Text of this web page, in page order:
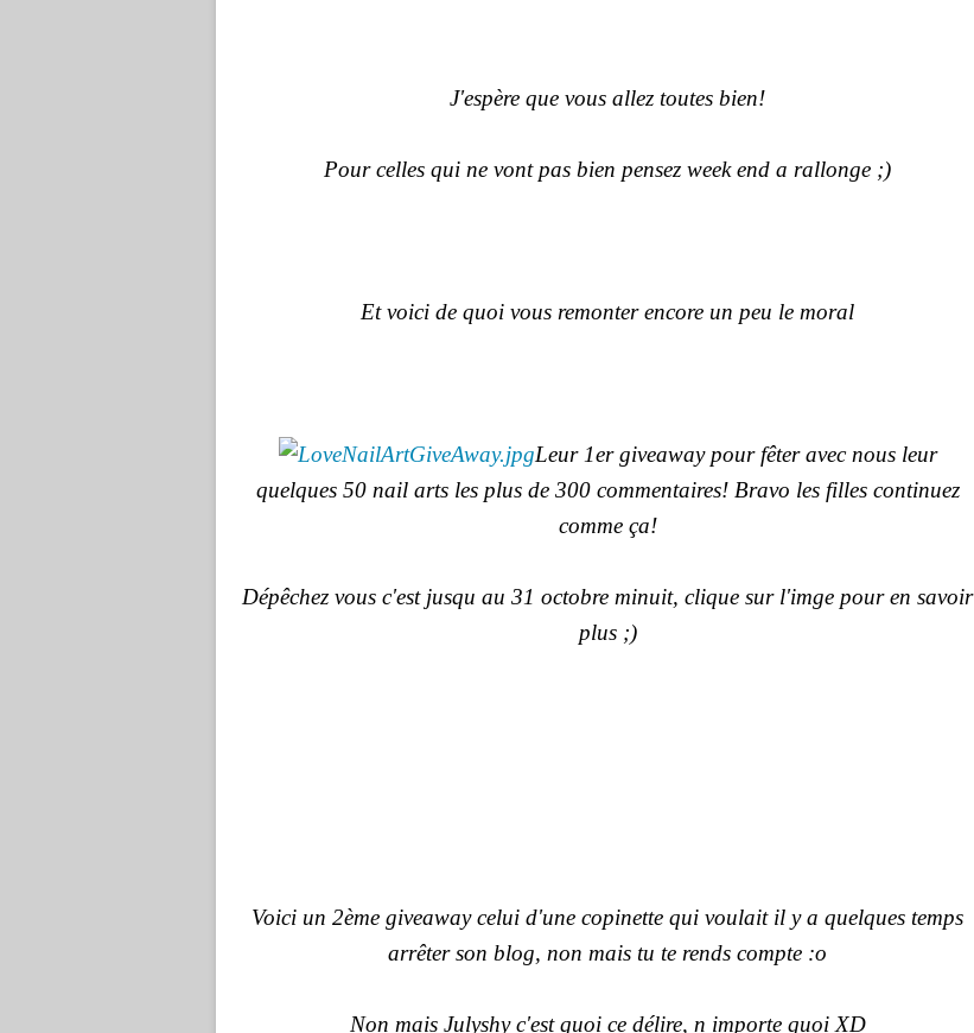
J'espère que vous allez toutes bien!
Pour celles qui ne vont pas bien pensez week end a rallonge ;)
Et voici de quoi vous remonter encore un peu le moral
Leur 1er giveaway pour fêter avec nous leur
quelques 50 nail arts les plus de 300 commentaires! Bravo les filles continuez
comme ça!
Dépêchez vous c'est jusqu au 31 octobre minuit, clique sur l'imge pour en savoir
plus ;)
Voici un 2ème giveaway celui d'une copinette qui voulait il y a quelques temps
arrêter son blog, non mais tu te rends compte :o
Non mais Julyshy c'est quoi ce délire, n importe quoi XD